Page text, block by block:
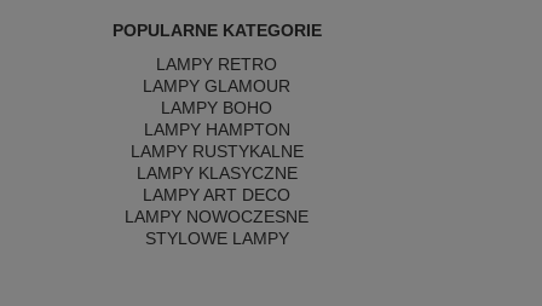
POPULARNE KATEGORIE
LAMPY RETRO
LAMPY GLAMOUR
LAMPY BOHO
LAMPY HAMPTON
LAMPY RUSTYKALNE
LAMPY KLASYCZNE
LAMPY ART DECO
LAMPY NOWOCZESNE
STYLOWE LAMPY